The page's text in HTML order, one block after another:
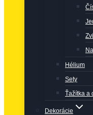
Hélium
Sety
Ťažítka a
Dekorácie